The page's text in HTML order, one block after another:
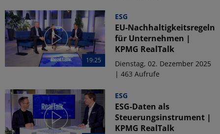
19:25
ESG
EU-Nachhaltigkeitsregeln
für Unternehmen |
KPMG RealTalk
Dienstag, 02. Dezember 2025
| 463 Aufrufe
ESG
ESG-Daten als
Steuerungsinstrument |
KPMG RealTalk